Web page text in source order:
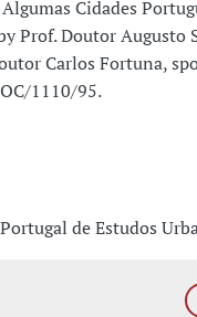
Cidades
Prof. Doutor Augusto
Carlos Fortuna,
1110/95.
de Estudos